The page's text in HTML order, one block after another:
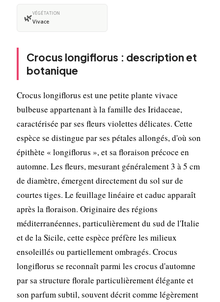
🌿VÉGÉTATION
Vivace
Crocus longiflorus : description et
botanique
Crocus longiflorus est une petite plante vivace
bulbeuse appartenant à la famille des Iridaceae,
caractérisée par ses fleurs violettes délicates. Cette
espèce se distingue par ses pétales allongés, d'où son
épithète « longiflorus », et sa floraison précoce en
automne. Les fleurs, mesurant généralement 3 à 5 cm
de diamètre, émergent directement du sol sur de
courtes tiges. Le feuillage linéaire et caduc apparaît
après la floraison. Originaire des régions
méditerranéennes, particulièrement du sud de l'Italie
et de la Sicile, cette espèce préfère les milieux
ensoleillés ou partiellement ombragés. Crocus
longiflorus se reconnaît parmi les crocus d'automne
par sa structure florale particulièrement élégante et
son parfum subtil, souvent décrit comme légèrement